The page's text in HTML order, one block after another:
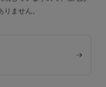
ません。